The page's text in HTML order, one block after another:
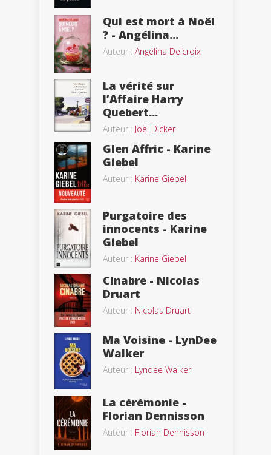
Qui est mort à Noël
? - Angélina...
Auteur : Angélina Delcroix
La vérité sur
l’Affaire Harry
Quebert...
Auteur : Joël Dicker
Glen Affric - Karine
Giebel
Auteur : Karine Giebel
Purgatoire des
innocents - Karine
Giebel
Auteur : Karine Giebel
Cinabre - Nicolas
Druart
Auteur : Nicolas Druart
Ma Voisine - LynDee
Walker
Auteur : Lyndee Walker
La cérémonie -
Florian Dennisson
Auteur : Florian Dennisson